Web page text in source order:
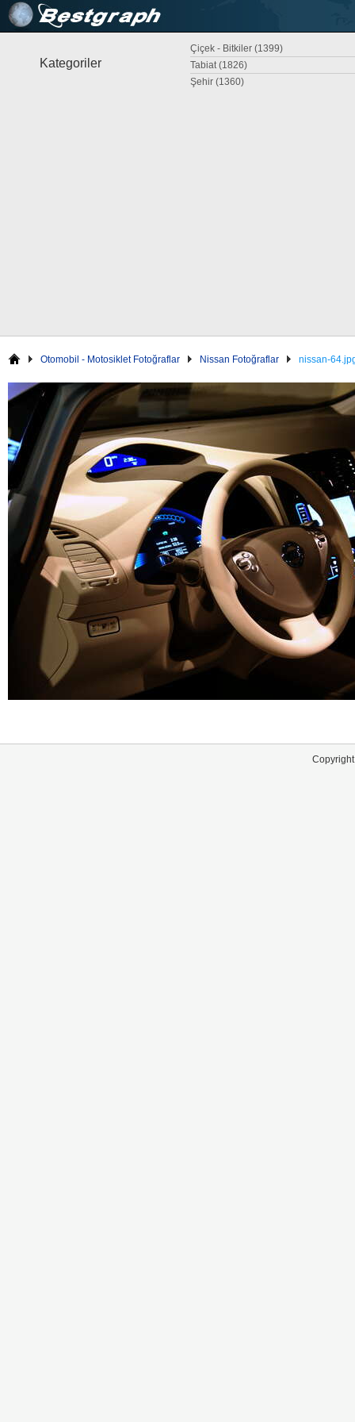
Kategoriler
Çiçek - Bitkiler (1399)
Tabiat (1826)
Şehir (1360)
Otomobil - Motosiklet Fotoğraflar Nissan Fotoğraflar nissan-